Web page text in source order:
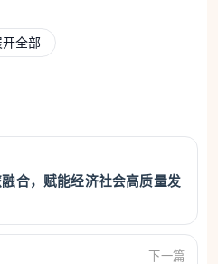
“慰安妇”纪念日，民众走进
世界对亚洲二战苦难的集
是通过内阁决议，将“从军
当的教科书用语”，倒逼众
开全部
合，赋能经济社会高质量发
下一篇